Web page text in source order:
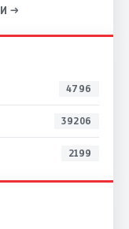
→
4796
39206
2199